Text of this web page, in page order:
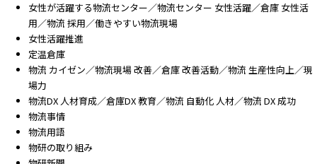
女性が活躍する物流センター／物流センター 女性活躍／倉庫 女性活
用／物流 採用／働きやすい物流現場
女性活躍推進
定温倉庫
物流 カイゼン／物流現場 改善／倉庫 改善活動／物流 生産性向上／現
場力
物流DX 人材育成／倉庫DX 教育／物流 自動化 人材／物流 DX 成功
物流事情
物流用語
物研の取り組み